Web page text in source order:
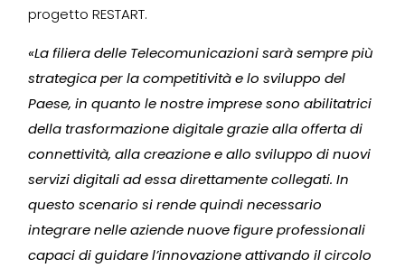
progetto RESTART.
«La filiera delle Telecomunicazioni sarà sempre più
strategica per la competitività e lo sviluppo del
Paese, in quanto le nostre imprese sono abilitatrici
della trasformazione digitale grazie alla offerta di
connettività, alla creazione e allo sviluppo di nuovi
servizi digitali ad essa direttamente collegati. In
questo scenario si rende quindi necessario
integrare nelle aziende nuove figure professionali
capaci di guidare l’innovazione attivando il circolo